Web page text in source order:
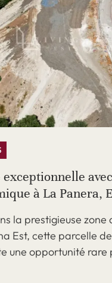
à La Panera,
la prestigieuse zone
Est, cette parcelle
une opportunité rare